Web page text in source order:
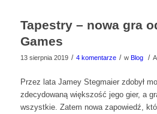
Tapestry – nowa gra
Games
13 sierpnia 2019 / 4 komentarze / w Blog /
Przez lata Jamey Stegmaier zdobył
zdecydowaną większość jego gier, a
wszystkie. Zatem nowa zapowiedź,